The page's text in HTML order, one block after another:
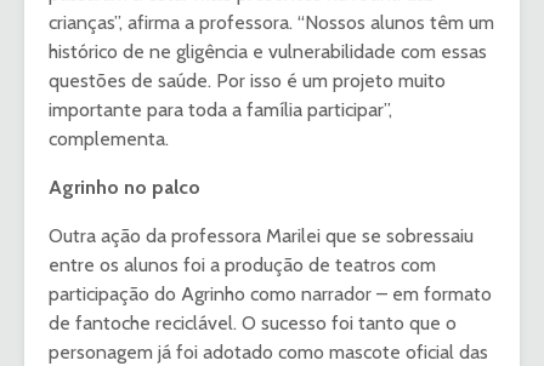
crianças”, afirma a professora. “Nossos alunos têm um
histórico de ne gligência e vulnerabilidade com essas
questões de saúde. Por isso é um projeto muito
importante para toda a família participar”,
complementa.
Agrinho no palco
Outra ação da professora Marilei que se sobressaiu
entre os alunos foi a produção de teatros com
participação do Agrinho como narrador – em formato
de fantoche reciclável. O sucesso foi tanto que o
personagem já foi adotado como mascote oficial das